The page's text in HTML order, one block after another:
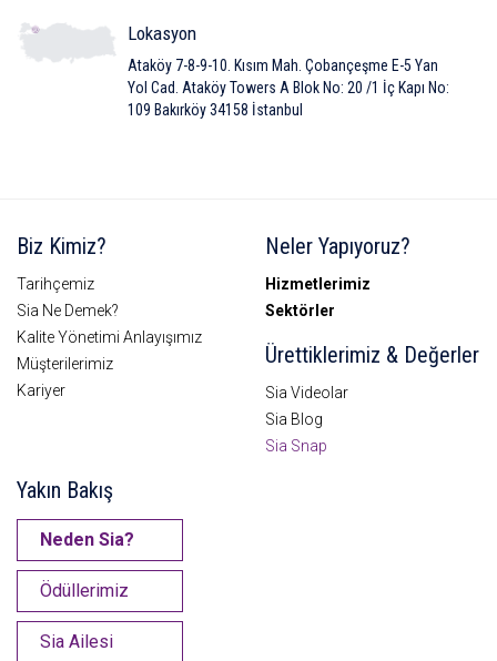
Lokasyon
Ataköy 7-8-9-10. Kısım Mah. Çobançeşme E-5 Yan
Yol Cad. Ataköy Towers A Blok No: 20 /1 İç Kapı No:
109 Bakırköy 34158 İstanbul
Biz Kimiz?
Tarihçemiz
Sia Ne Demek?
Kalite Yönetimi Anlayışımız
Müşterilerimiz
Kariyer
Neler Yapıyoruz?
Hizmetlerimiz
Sektörler
Ürettiklerimiz & Değerler
Sia Videolar
Sia Blog
Sia Snap
Yakın Bakış
Neden Sia?
Ödüllerimiz
Sia Ailesi